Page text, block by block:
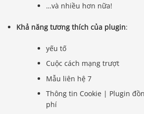
…và nhiều hơn nữa!
Khả năng tương thích của plugin:
yếu tố
Cuộc cách mạng trượt
Mẫu liên hệ 7
Thông tin Cookie | Plugin
phí